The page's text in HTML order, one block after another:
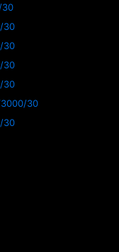
30
30
30
30
30
30
30